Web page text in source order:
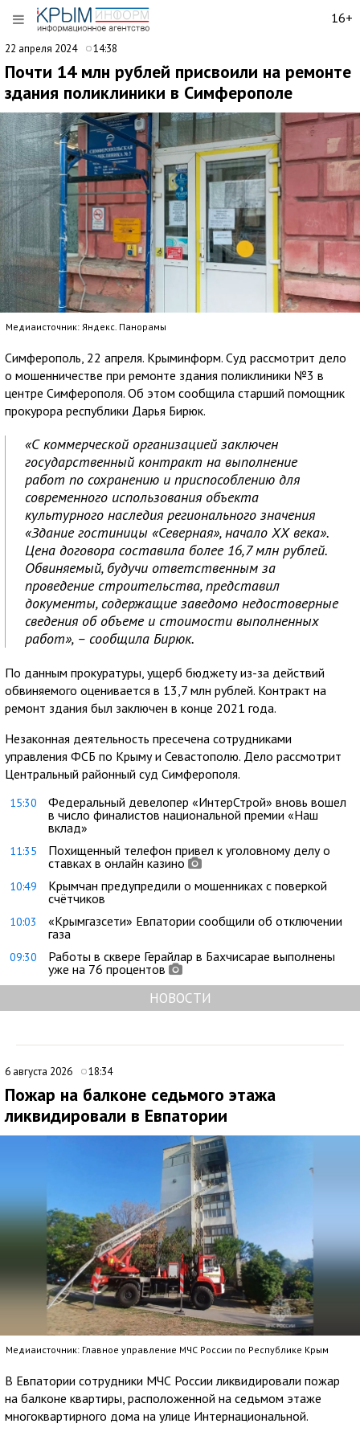
16+
22 апреля 2024 14:38
Почти 14 млн рублей присвоили на ремонте
здания поликлиники в Симферополе
Медиаисточник: Яндекс. Панорамы
Симферополь, 22 апреля. Крыминформ. Суд рассмотрит дело
о мошенничестве при ремонте здания поликлиники №3 в
центре Симферополя. Об этом сообщила старший помощник
прокурора республики Дарья Бирюк.
«С коммерческой организацией заключен
государственный контракт на выполнение
работ по сохранению и приспособлению для
современного использования объекта
культурного наследия регионального значения
«Здание гостиницы «Северная», начало ХХ века».
Цена договора составила более 16,7 млн рублей.
Обвиняемый, будучи ответственным за
проведение строительства, представил
документы, содержащие заведомо недостоверные
сведения об объеме и стоимости выполненных
работ», – сообщила Бирюк.
По данным прокуратуры, ущерб бюджету из-за действий
обвиняемого оценивается в 13,7 млн рублей. Контракт на
ремонт здания был заключен в конце 2021 года.
Незаконная деятельность пресечена сотрудниками
управления ФСБ по Крыму и Севастополю. Дело рассмотрит
Центральный районный суд Симферополя.
15:30
Федеральный девелопер «ИнтерСтрой» вновь вошел
в число финалистов национальной премии «Наш
вклад»
11:35
Похищенный телефон привел к уголовному делу о
ставках в онлайн казино
10:49
Крымчан предупредили о мошенниках с поверкой
счётчиков
10:03
«Крымгазсети» Евпатории сообщили об отключении
газа
09:30
Работы в сквере Герайлар в Бахчисарае выполнены
уже на 76 процентов
НОВОСТИ
6 августа 2026 18:34
Пожар на балконе седьмого этажа
ликвидировали в Евпатории
Медиаисточник: Главное управление МЧС России по Республике Крым
В Евпатории сотрудники МЧС России ликвидировали пожар
на балконе квартиры, расположенной на седьмом этаже
многоквартирного дома на улице Интернациональной.